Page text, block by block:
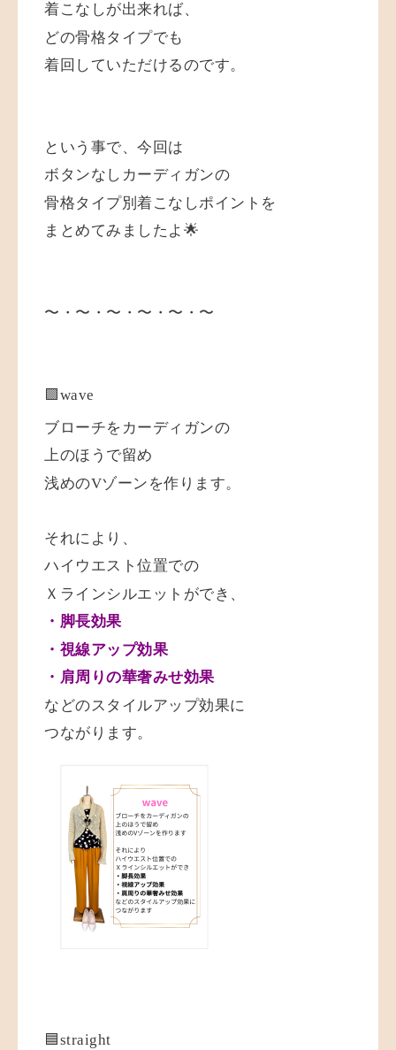
着こなしが出来れば、
どの骨格タイプでも
着回していただけるのです。
という事で、今回は
ボタンなしカーディガンの
骨格タイプ別着こなしポイントを
まとめてみましたよ🌟
〜・〜・〜・〜・〜・〜
🟪wave
ブローチをカーディガンの
上のほうで留め
浅めのVゾーンを作ります。
それにより、
ハイウエスト位置での
Ｘラインシルエットができ、
・脚長効果
・視線アップ効果
・肩周りの華奢みせ効果
などのスタイルアップ効果に
つながります。
🟦straight